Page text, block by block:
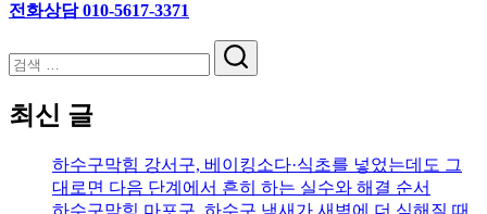
전화상담 010-5617-3371
검
최신 글
하수구막힘 강서구, 베이킹소다·식초를 넣었는데도 그
대로면 다음 단계에서 흔히 하는 실수와 해결 순서
하수구막힘 마포구, 하수구 냄새가 새벽에 더 심해질 때